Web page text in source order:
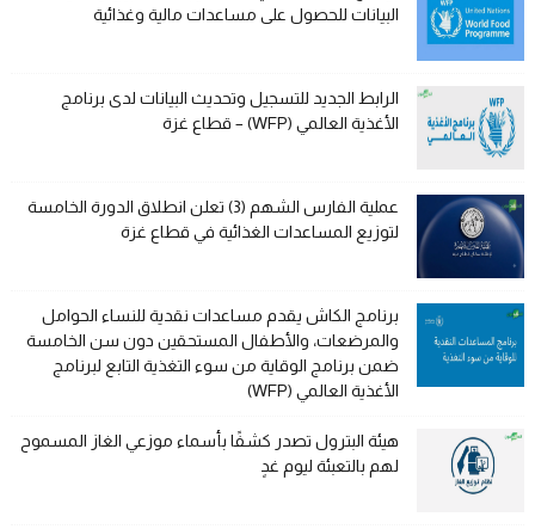
البيانات للحصول على مساعدات مالية وغذائية
الرابط الجديد للتسجيل وتحديث البيانات لدى برنامج
الأغذية العالمي (WFP) – قطاع غزة
عملية الفارس الشهم (3) تعلن انطلاق الدورة الخامسة
لتوزيع المساعدات الغذائية في قطاع غزة
برنامج الكاش يقدم مساعدات نقدية للنساء الحوامل
والمرضعات، والأطفال المستحقين دون سن الخامسة
ضمن برنامج الوقاية من سوء التغذية التابع لبرنامج
الأغذية العالمي (WFP)
هيئة البترول تصدر كشفًا بأسماء موزعي الغاز المسموح
لهم بالتعبئة ليوم غدٍ